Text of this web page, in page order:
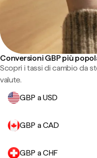
Conversioni GBP più
Scopri i tassi di cambio da
valute.
GBP a USD
GBP a CAD
GBP a CHF